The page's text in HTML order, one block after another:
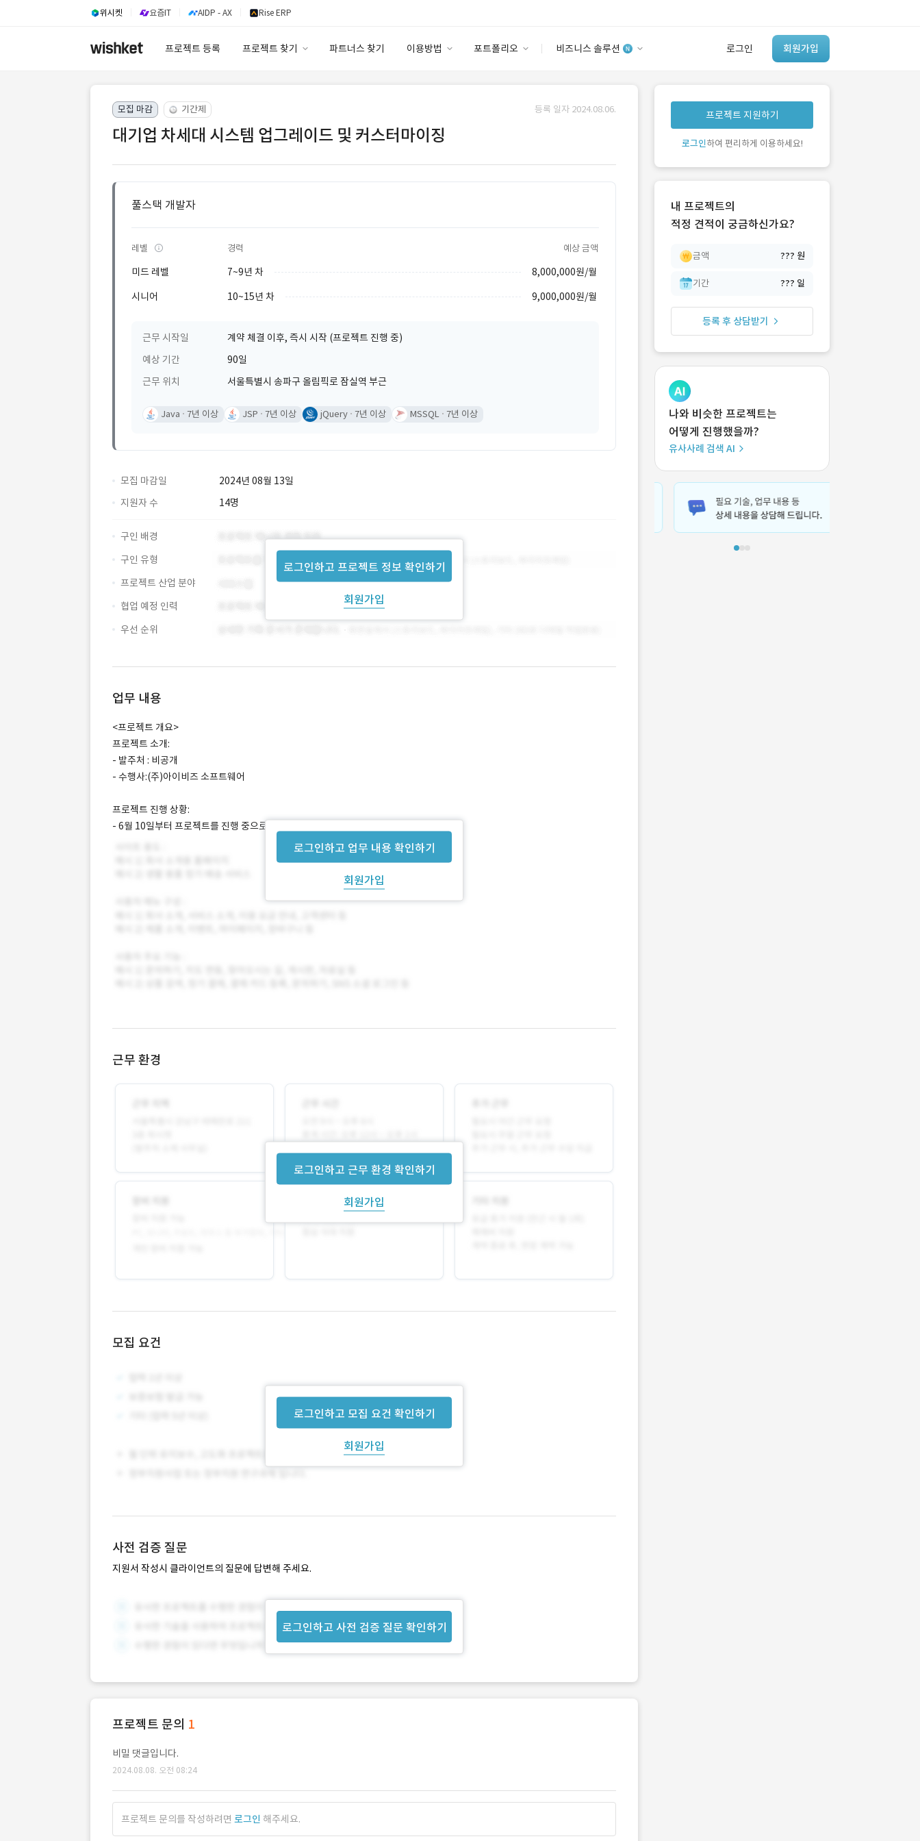
위시켓 요즘IT AIDP - AX Rise ERP
프로젝트 등록 프로젝트 찾기 파트너스 찾기 이용방법 포트폴리오 비즈니스 솔루션 로그인 회원가입
이용요금
고객센터
안심 코드 케어
유사사례 검색 AI
‘이런 거’ 만들어본
개발 회사 있어?
모집 마감 기간제 등록 일자 2024.08.06.
대기업 차세대 시스템 업그레이드 및 커스터마이징
풀스택 개발자
레벨 경력 예상 금액
미드 레벨 7~9년 차
8,000,000원/월
시니어
10~15년 차 9,000,000원/월
근무 시작일
계약 체결 이후, 즉시 시작 (프로젝트 진행 중)
예상 기간
90일
근무 위치
서울특별시 송파구 올림픽로 잠실역 부근
Java 7년 이상 JSP 7년 이상 jQuery 7년 이상 MSSQL 7년 이상
모집 마감일
2024년 08월 13일
지원자 수
14명
로그인하고 프로젝트 정보 확인하기
회원가입
구인 배경
구인 유형
프로젝트 산업 분야
협업 예정 인력
우선 순위
업무 내용
로그인하고 업무 내용 확인하기
회원가입
<프로젝트 개요>
프로젝트 소개:
- 발주처 : 비공개
- 수행사:(주)아이비즈 소프트웨어
프로젝트 진행 상황:
- 6월 10일부터 프로젝트를 진행 중으로, 프리랜서 개발자를 채용 중임
근무 환경
로그인하고 근무 환경 확인하기
회원가입
모집 요건
로그인하고 모집 요건 확인하기
회원가입
사전 검증 질문
지원서 작성시 클라이언트의 질문에 답변해 주세요.
로그인하고 사전 검증 질문 확인하기
프로젝트 문의 1
비밀 댓글입니다.
2024.08.08. 오전 08:24
프로젝트 문의를 작성하려면 로그인 해주세요.
프로젝트 지원하기
로그인하여 편리하게 이용하세요!
내 프로젝트의
적정 견적이 궁금하신가요?
금액 ??? 원
기간 ??? 일
등록 후 상담받기
나와 비슷한 프로젝트는
어떻게 진행했을까?
유사사례 검색 AI